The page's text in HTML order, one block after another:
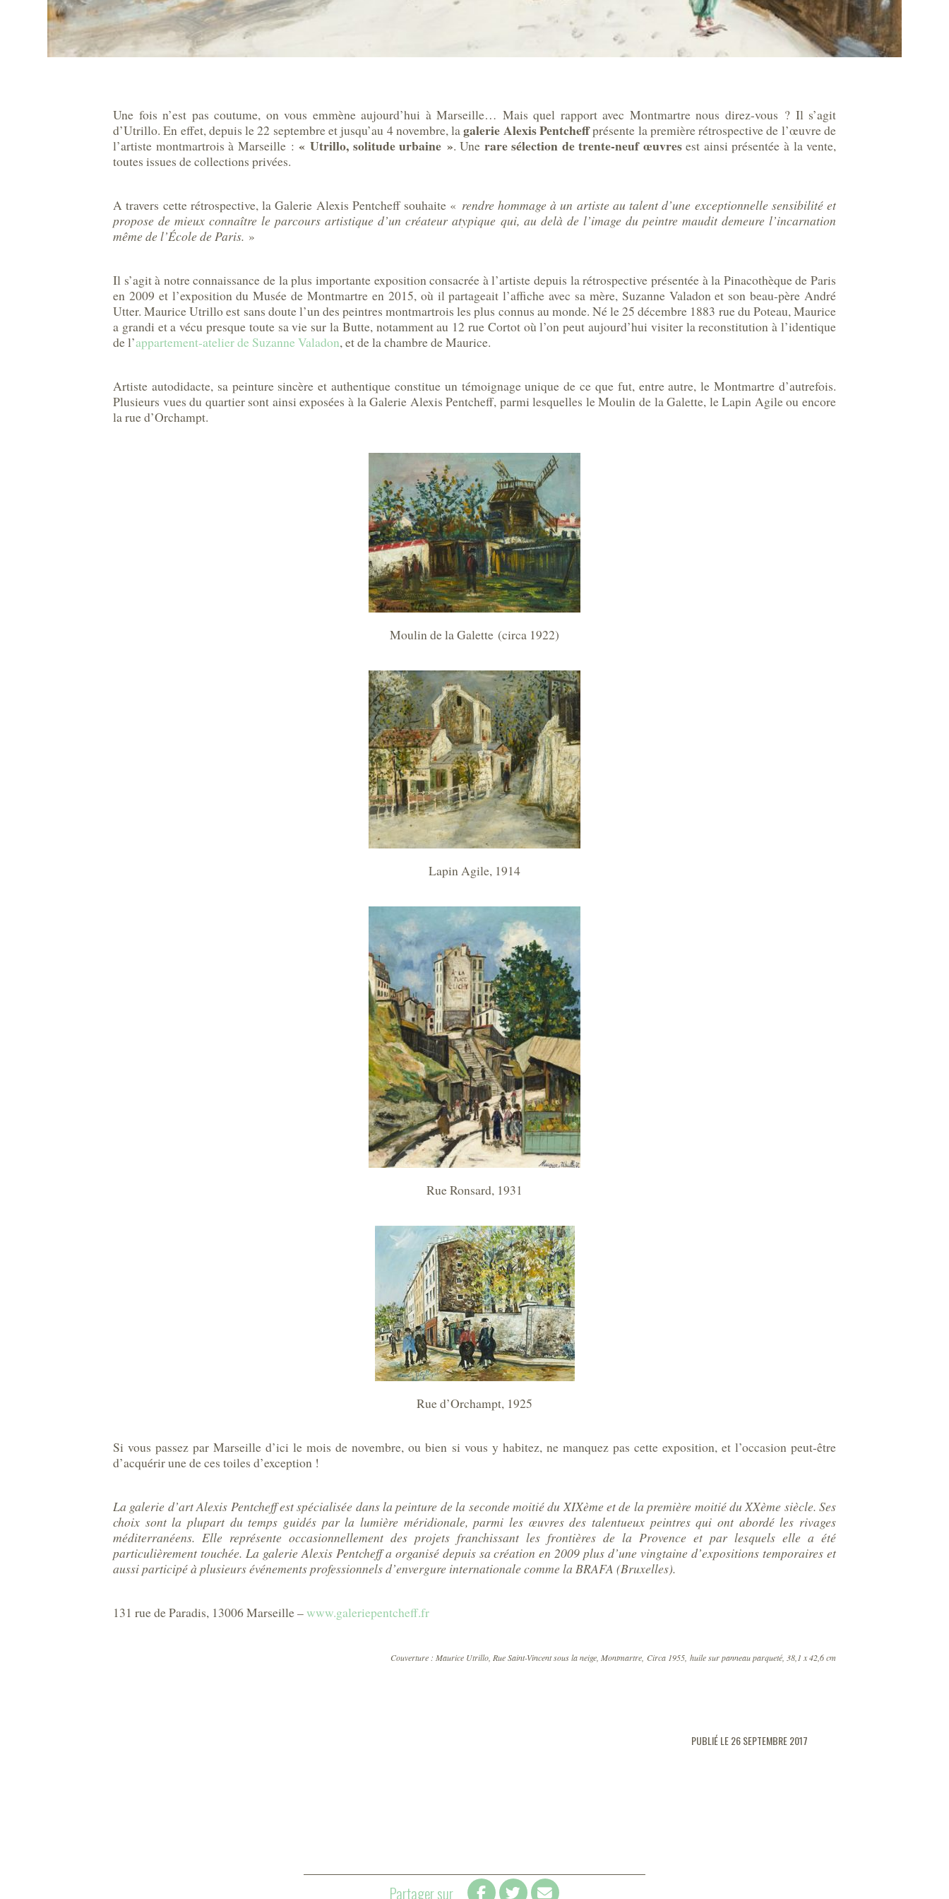
Une fois n’est pas coutume, on vous emmène aujourd’hui à Marseille… Mais quel rapport avec Montmartre nous direz-vous ? Il s’agit
d’Utrillo. En effet, depuis le 22 septembre et jusqu’au 4 novembre, lagalerie Alexis Pentcheffprésente la première rétrospective de l’œuvre de
l’artiste montmartrois à Marseille : « Utrillo, solitude urbaine ». Une rare sélection de trente-neuf œuvresest ainsi présentée à la vente,
toutes issues de collections privées.
A travers cette rétrospective, la Galerie Alexis Pentcheff souhaite « rendre hommage à un artiste au talent d’une exceptionnelle sensibilité et
propose de mieux connaître le parcours artistique d’un créateur atypique qui, au delà de l’image du peintre maudit demeure l’incarnation
même de l’École de Paris. »
Il s’agit à notre connaissance de la plus importante exposition consacrée à l’artiste depuis la rétrospective présentée à la Pinacothèque de Paris
en 2009 et l’exposition du Musée de Montmartre en 2015, où il partageait l’affiche avec sa mère, Suzanne Valadon et son beau-père André
Utter. Maurice Utrillo est sans doute l’un des peintres montmartrois les plus connus au monde. Né le 25 décembre 1883 rue du Poteau, Maurice
a grandi et a vécu presque toute sa vie sur la Butte, notamment au 12 rue Cortot où l’on peut aujourd’hui visiter la reconstitution à l’identique
de l’appartement-atelier de Suzanne Valadon, et de la chambre de Maurice.
Artiste autodidacte, sa peinture sincère et authentique constitue un témoignage unique de ce que fut, entre autre, le Montmartre d’autrefois.
Plusieurs vues du quartier sont ainsi exposées à la Galerie Alexis Pentcheff, parmi lesquelles le Moulin de la Galette, le Lapin Agile ou encore
la rue d’Orchampt.
Moulin de la Galette (circa 1922)
Lapin Agile, 1914
Rue Ronsard, 1931
Rue d’Orchampt, 1925
Si vous passez par Marseille d’ici le mois de novembre, ou bien si vous y habitez, ne manquez pas cette exposition, et l’occasion peut-être
d’acquérir une de ces toiles d’exception !
La galerie d’art Alexis Pentcheff est spécialisée dans la peinture de la seconde moitié du XIXème et de la première moitié du XXème siècle. Ses
choix sont la plupart du temps guidés par la lumière méridionale, parmi les œuvres des talentueux peintres qui ont abordé les rivages
méditerranéens. Elle représente occasionnellement des projets franchissant les frontières de la Provence et par lesquels elle a été
particulièrement touchée. La galerie Alexis Pentcheff a organisé depuis sa création en 2009 plus d’une vingtaine d’expositions temporaires et
aussi participé à plusieurs événements professionnels d’envergure internationale comme la BRAFA (Bruxelles).
131 rue de Paradis, 13006 Marseille –www.galeriepentcheff.fr
Couverture : Maurice Utrillo, Rue Saint-Vincent sous la neige, Montmartre, Circa 1955, huile sur panneau parqueté, 38,1 x 42,6 cm
PUBLIÉ LE 26 SEPTEMBRE 2017
Partager sur